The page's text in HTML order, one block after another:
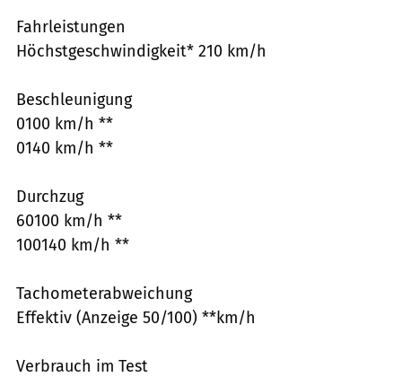
Fahrleistungen
Höchstgeschwindigkeit* 210 km/h
Beschleunigung
0100 km/h **
0140 km/h **
Durchzug
60100 km/h **
100140 km/h **
Tachometerabweichung
Effektiv (Anzeige 50/100) **km/h
Verbrauch im Test